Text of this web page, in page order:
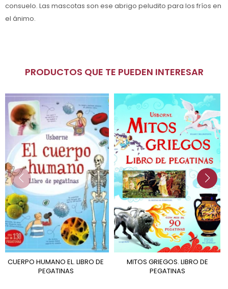
consuelo. Las mascotas son ese abrigo peludito para los fríos en
el ánimo.
PRODUCTOS QUE TE PUEDEN INTERESAR
CUERPO HUMANO EL. LIBRO DE
PEGATINAS
MITOS GRIEGOS. LIBRO DE
PEGATINAS